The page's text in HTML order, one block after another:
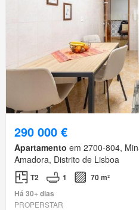
290 000 €
Apartamento em 2700-804,
Amadora, Distrito de Lisboa
T2 1
70 m²
Há 30+ dias
PROPERSTAR